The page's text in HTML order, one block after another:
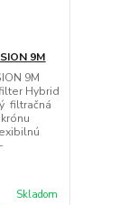
9M
9M
Hybrid
filtračná
Skladom